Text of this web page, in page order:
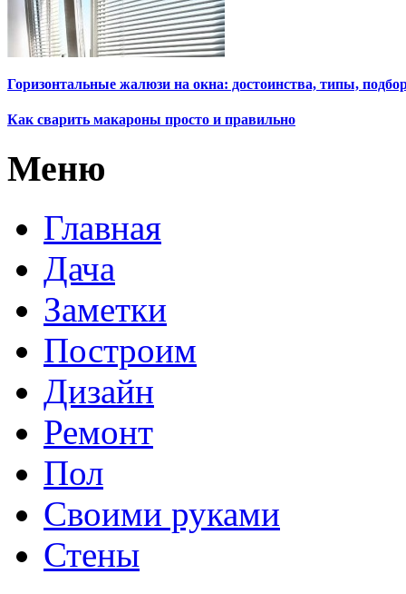
Горизонтальные жалюзи на окна: достоинства, типы,
Как сварить макароны просто и правильно
Меню
Главная
Дача
Заметки
Построим
Дизайн
Ремонт
Пол
Своими руками
Стены